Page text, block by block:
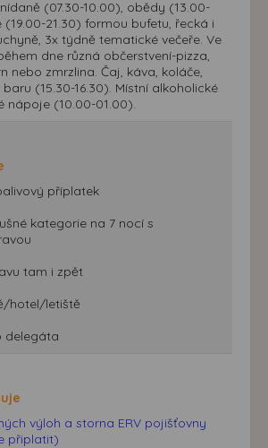
(07.30-10.00), obědy (13.00-
(19.00-21.30) formou bufetu, řecká i
3x týdně tematické večeře. Ve
dne různá občerstvení-pizza,
nebo zmrzlina. Čaj, káva, koláče,
(15.30-16.30). Místní alkoholické
nápoje (10.00-01.00).
příplatek
kategorie na 7 nocí s
tam i zpět
hotel/letiště
delegáta
výloh a storna ERV pojišťovny
připlatit)